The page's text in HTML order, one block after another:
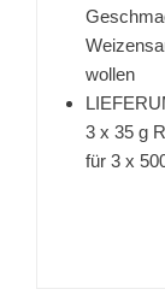
wollen
3 x 35 g
für 3 x